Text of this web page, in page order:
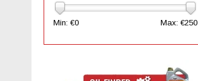
Min: €0 Max: €250